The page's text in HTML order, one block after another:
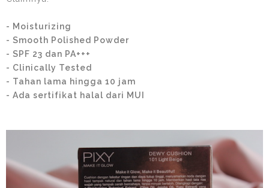
- Moisturizing
- Smooth Polished Powder
- SPF 23 dan PA+++
- Clinically Tested
- Tahan lama hingga 10 jam
- Ada sertifikat halal dari MUI